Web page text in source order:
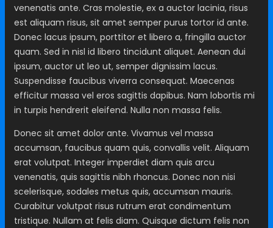
venenatis ante. Cras molestie, ex a auctor lacinia, risus
est aliquam risus, sit amet semper purus tortor id ante.
Donec lacus ipsum, porttitor et libero a, fringilla auctor
quam. Sed in nisl id libero tincidunt aliquet. Aenean dui
ipsum, auctor ut leo ut, semper dignissim lacus.
Suspendisse faucibus viverra consequat. Maecenas
efficitur massa vel eros sagittis dapibus. Nam lobortis mi
in turpis hendrerit eleifend. Nulla non massa felis.
Donec sit amet dolor ante. Vivamus vel massa
accumsan, faucibus quam quis, convallis velit. Aliquam
erat volutpat. Integer imperdiet diam quis arcu
venenatis, quis sagittis nibh rhoncus. Donec non nisi
scelerisque, sodales metus quis, accumsan mauris.
Curabitur volutpat risus rutrum erat condimentum
tristique. Nullam at felis diam. Quisque dictum felis non